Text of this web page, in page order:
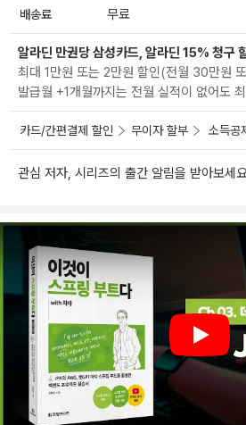
배송료 무료
알라딘 만권당 삼성카드, 알라딘 15% 청구
최대 1만원 또는 2만원 할인(전월 30만원
발급월 +1개월까지는 전월 실적이 없어도
카드/간편결제 할인 무이자 할부 소득공
관심 저자, 시리즈의 출간 알림을 받아보세
Play